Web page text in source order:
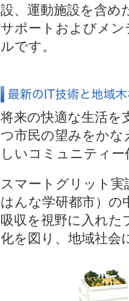
設、運動施設を含め
サポートおよびメ
ルです。
将来の快適な生活を
つ市民の望みをかな
しいコミュニティ
スマートグリット実
はんな学研都市）の
吸収を視野に入れた
化を図り、地域社会